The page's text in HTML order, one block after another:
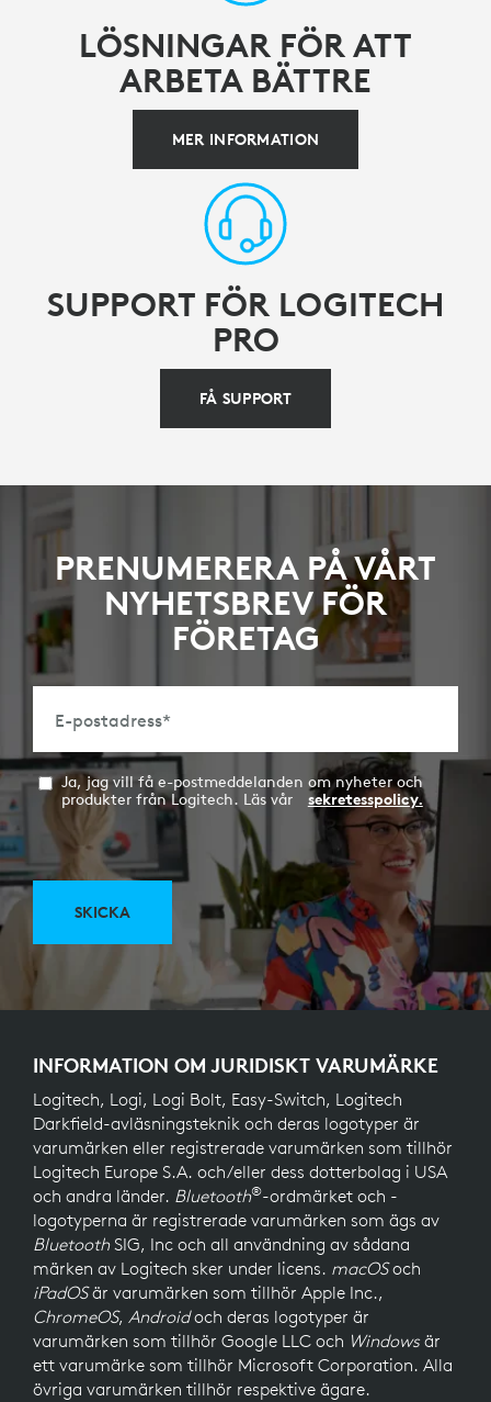
LÖSNINGAR FÖR ATT
ARBETA BÄTTRE
MER INFORMATION
SUPPORT FÖR LOGITECH
PRO
FÅ SUPPORT
PRENUMERERA PÅ VÅRT
NYHETSBREV FÖR
FÖRETAG
E-postadress*
Ja, jag vill få e-postmeddelanden om nyheter och
produkter från Logitech. Läs vår
sekretesspolicy.
SKICKA
INFORMATION OM JURIDISKT VARUMÄRKE
Logitech, Logi, Logi Bolt, Easy-Switch, Logitech
Darkfield-avläsningsteknik och deras logotyper är
varumärken eller registrerade varumärken som tillhör
Logitech Europe S.A. och/eller dess dotterbolag i USA
och andra länder. Bluetooth®-ordmärket och -
logotyperna är registrerade varumärken som ägs av
BluetoothSIG, Inc och all användning av sådana
märken av Logitech sker under licens. macOSoch
iPadOSär varumärken som tillhör Apple Inc.,
ChromeOS, Androidoch deras logotyper är
varumärken som tillhör Google LLC och Windowsär
ett varumärke som tillhör Microsoft Corporation. Alla
övriga varumärken tillhör respektive ägare.